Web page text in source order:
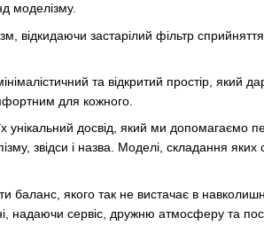
моделізму.
застарілий фільтр сприйняття
та відкритий простір, який
для кожного.
унікальний досвід, який ми допомагаємо
звідси і назва. Моделі, складання
баланс, якого так не вистачає в
надаючи сервіс, дружню атмосферу та